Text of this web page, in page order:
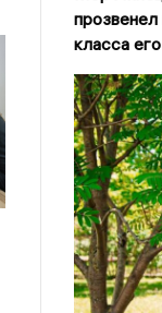
класса